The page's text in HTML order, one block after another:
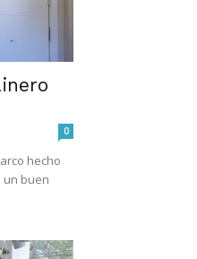
0
hecho
un buen